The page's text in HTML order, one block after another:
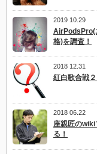
2019 10.29
AirPodsPro(
格)を調査！
2018 12.31
紅白歌合戦
2018 06.22
座親匠のwiki
る！